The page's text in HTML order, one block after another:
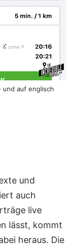
und auf englisch
und
auch
live
lässt, kommt
heraus. Die